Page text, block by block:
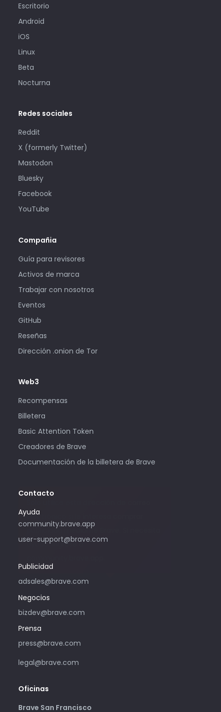
Escritorio
Android
iOS
Linux
Beta
Nocturna
Redes sociales
Reddit
X (formerly Twitter)
Mastodon
Bluesky
Facebook
YouTube
Compañia
Guía para revisores
Activos de marca
Trabajar con nosotros
Eventos
GitHub
Reseñas
Dirección .onion de Tor
Web3
Recompensas
Billetera
Basic Attention Token
Creadores de Brave
Documentación de la billetera de Brave
Contacto
Ayuda
community.brave.app
user-support@brave.com
Publicidad
adsales@brave.com
electrónico si le interesa comprar
publicidad mediante Brave. Si necesita
ayuda, ingrese a
Negocios
bizdev@brave.com
Prensa
press@brave.com
legal@brave.com
Oficinas
Brave San Francisco